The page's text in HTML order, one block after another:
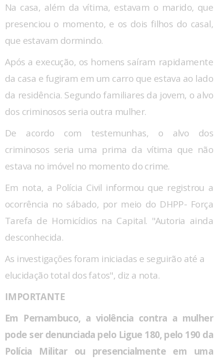
Na casa, além da vítima, estavam o marido, que
presenciou o momento, e os dois filhos do casal,
que estavam dormindo.
Após a execução, os homens saíram rapidamente
da casa e fugiram em um carro que estava ao lado
da residência. Segundo familiares da jovem, o alvo
dos criminosos seria outra mulher.
De acordo com testemunhas, o alvo dos
criminosos seria uma prima da vítima que não
estava no imóvel no momento do crime.
Em nota, a Polícia Civil informou que registrou a
ocorrência no sábado, por meio do DHPP- Força
Tarefa de Homicídios na Capital. "Autoria ainda
desconhecida.
As investigações foram iniciadas e seguirão até a
elucidação total dos fatos", diz a nota.
IMPORTANTE
Em Pernambuco, a violência contra a mulher
pode ser denunciada pelo Ligue 180, pelo 190 da
Polícia Militar ou presencialmente em uma